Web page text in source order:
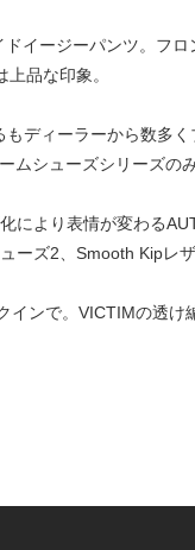
イージーパンツ。フ
品な印象。
ディーラーから数多
シューズシリーズの
により表情が変わる
ーズ2、Smooth Kipレザ
インで。VICTIMの透